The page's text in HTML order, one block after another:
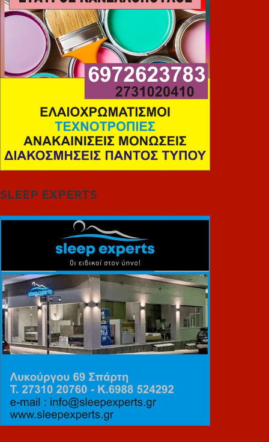
SLEEP EXPERTS